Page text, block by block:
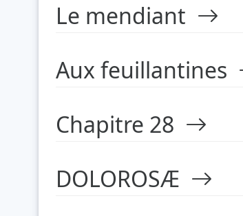
Le mendiant
Aux feuillantines
Chapitre 28
DOLOROSÆ